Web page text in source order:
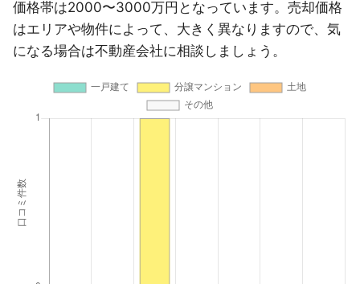
価格帯は2000〜3000万円となっています。売却価格
はエリアや物件によって、大きく異なりますので、気
になる場合は不動産会社に相談しましょう。